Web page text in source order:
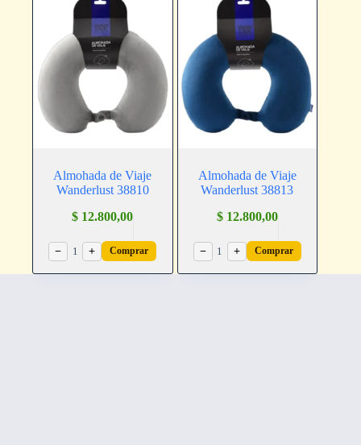
Almohada de Viaje
Wanderlust 38810
$ 12.800,00
− 1 + Comprar
Almohada de Viaje
Wanderlust 38813
$12.800,00
− 1 + Comprar